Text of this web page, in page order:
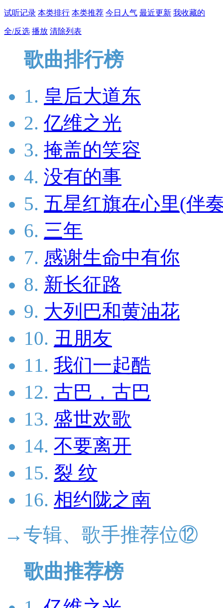
试听记录 本类排行 本类推荐 今日人气 最近更新 我收藏的
全/反选 播放 清除列表
歌曲排行榜
1. 皇后大道东
2. 亿维之光
3. 掩盖的笑容
4. 没有的事
5. 五星红旗在心里(伴
6. 三年
7. 感谢生命中有你
8. 新长征路
9. 大列巴和黄油花
10. 丑朋友
11. 我们一起酷
12. 古巴，古巴
13. 盛世欢歌
14. 不要离开
15. 裂 纹
16. 相约陇之南
→专辑、歌手推荐位⑫
歌曲推荐榜